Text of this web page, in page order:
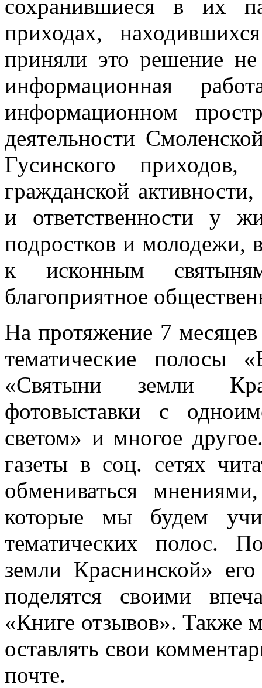
сохранившиеся в их
приходах,
приняли это решение
информационная
информационном
деятельности
Гусинского приходов,
гражданской
и ответственности у
подростков и молодежи,
к исконным
благоприятное
На протяжение 7
тематические полосы
«Святыни земли
фотовыставки с
светом» и многое
газеты в соц. сетях
обмениваться
которые мы будем
тематических полос.
земли Краснинской»
поделятся своими
«Книге отзывов». Также
оставлять свои
почте.